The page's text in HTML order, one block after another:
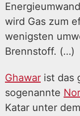
wird Gas zum
wenigsten
Brennstoff. (…)
Ghawar ist das
sogenannte
Katar unter